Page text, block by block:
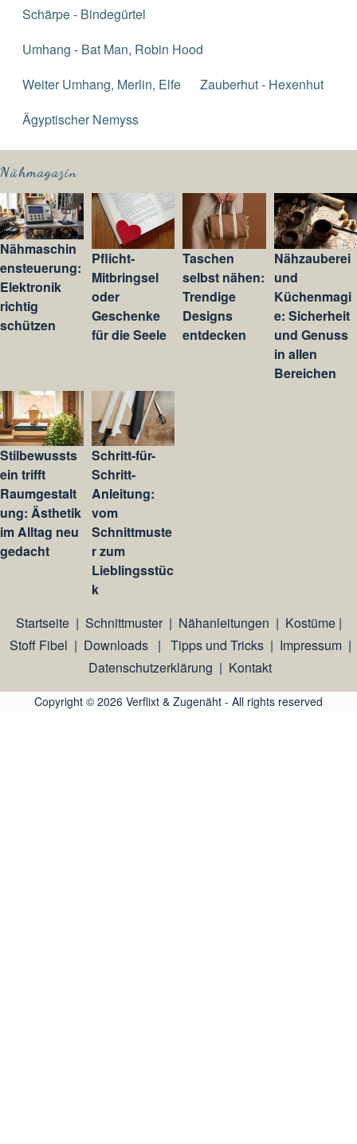
Schärpe - Bindegürtel
Umhang - Bat Man, Robin Hood
Weiter Umhang, Merlin, Elfe
Zauberhut - Hexenhut
Ägyptischer Nemyss
Nähmagazin
Nähmaschin
ensteuerung:
Elektronik
richtig
schützen
Pflicht-
Mitbringsel
oder
Geschenke
für die Seele
Taschen
selbst nähen:
Trendige
Designs
entdecken
Nähzauberei
und
Küchenmagi
e: Sicherheit
und Genuss
in allen
Bereichen
Stilbewussts
ein trifft
Raumgestalt
ung: Ästhetik
im Alltag neu
gedacht
Schritt-für-
Schritt-
Anleitung:
vom
Schnittmuste
r zum
Lieblingsstüc
k
Startseite| Schnittmuster| Nähanleitungen | Kostüme|
Stoff Fibel | Downloads | Tipps und Tricks| Impressum|
Datenschutzerklärung | Kontakt
Copyright © 2026 Verflixt & Zugenäht - All rights reserved